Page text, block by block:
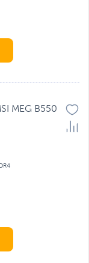
MEG B550